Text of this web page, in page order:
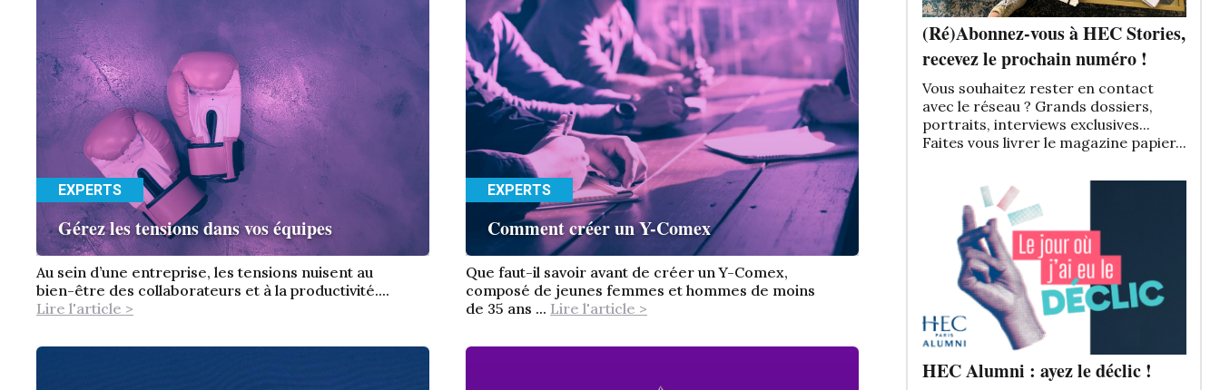
EXPERTS
Gérez les tensions dans vos équipes
Au sein d’une entreprise, les tensions nuisent au
bien-être des collaborateurs et à la productivité....
Lire l'article >
EXPERTS
Comment créer un Y-Comex
Que faut-il savoir avant de créer un Y-Comex,
composé de jeunes femmes et hommes de moins
de 35 ans ... Lire l'article >
(Ré)Abonnez-vous à HEC Stories,
recevez le prochain numéro !
Vous souhaitez rester en contact
avec le réseau ? Grands dossiers,
portraits, interviews exclusives...
Faites vous livrer le magazine papier...
HEC Alumni : ayez le déclic !